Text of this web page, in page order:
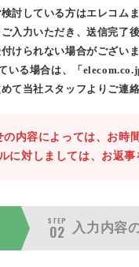
討している方はエレコム
入力いただき、送信完了
けられない場合がござい
いる場合は、「
て当社スタッフよりご連
の内容によっては、お時
に対しましては、お返
STEP
02 入力内容